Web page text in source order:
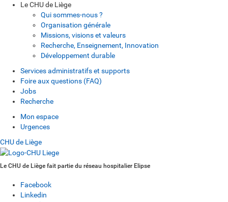
Le CHU de Liège
Qui sommes-nous ?
Organisation générale
Missions, visions et valeurs
Recherche, Enseignement, Innovation
Développement durable
Services administratifs et supports
Foire aux questions (FAQ)
Jobs
Recherche
Mon espace
Urgences
CHU de Liège
Le CHU de Liège fait partie du réseau hospitalier Elipse
Facebook
Linkedin